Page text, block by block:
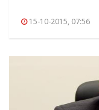
15-10-2015, 07:56